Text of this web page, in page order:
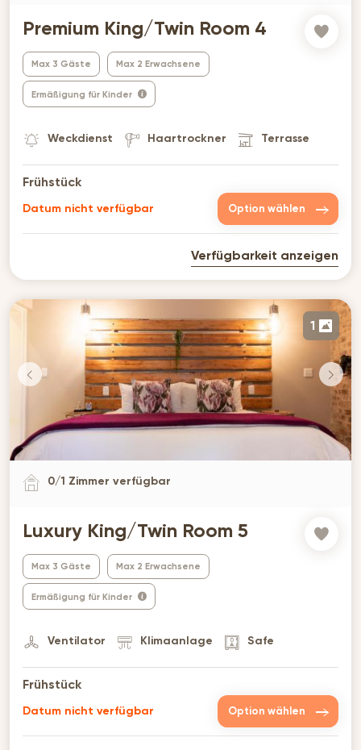
Premium King/Twin Room 4
Max 3 Gäste Max 2 Erwachsene
Ermäßigung für Kinder
Weckdienst Haartrockner Terrasse
Frühstück
Datum nicht verfügbar Option wählen
Verfügbarkeit anzeigen
1
0/1 Zimmer verfügbar
Luxury King/Twin Room 5
Max 3 Gäste Max 2 Erwachsene
Ermäßigung für Kinder
Ventilator Klimaanlage Safe
Frühstück
Datum nicht verfügbar Option wählen